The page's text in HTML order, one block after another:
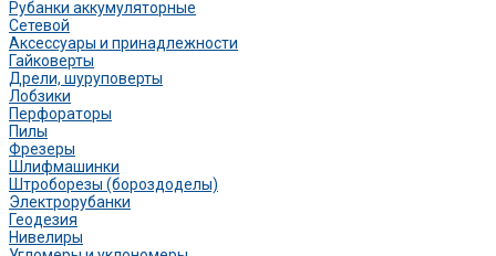
Рубанки аккумуляторные
Сетевой
Аксессуары и принадлежности
Гайковерты
Дрели, шуруповерты
Лобзики
Перфораторы
Пилы
Фрезеры
Шлифмашинки
Штроборезы (бороздоделы)
Электрорубанки
Геодезия
Нивелиры